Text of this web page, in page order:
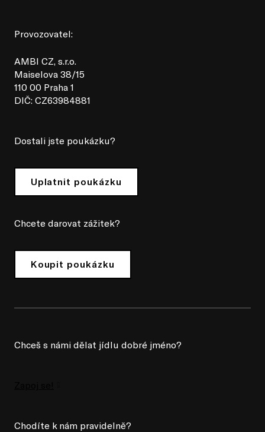
Provozovatel:
AMBI CZ, s.r.o.
Maiselova 38/15
110 00 Praha 1
DIČ: CZ63984881
Dostali jste poukázku?
Uplatnit poukázku
Chcete darovat zážitek?
Koupit poukázku
Chceš s námi dělat jídlu dobré jméno?
Chodíte k nám pravidelně?